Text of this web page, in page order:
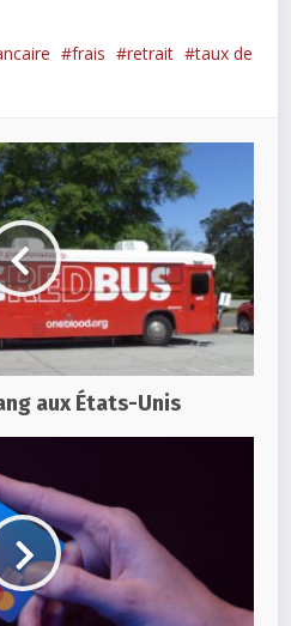
frais retrait
taux de
aux États-Unis